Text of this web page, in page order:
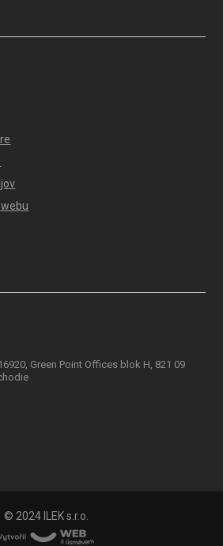
Green Point Offices blok H, 821 09
© 2024 ILEK s.r.o.